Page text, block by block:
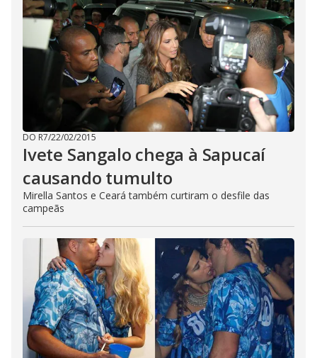
DO R7/22/02/2015
Ivete Sangalo chega à Sapucaí
causando tumulto
Mirella Santos e Ceará também curtiram o desfile das
campeãs